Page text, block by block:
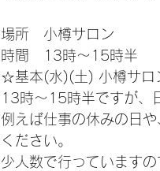
場所　小樽サロン
時間　13時〜15時半
☆基本(水)(土) 小樽サ
13時〜15時半ですが、
例えば仕事の休みの日
ください。
少人数で行っていますの